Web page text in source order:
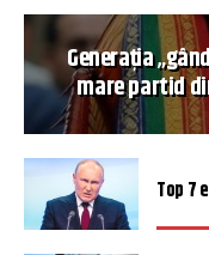
Generația
mare partid
Top 7